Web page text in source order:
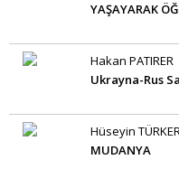
YAŞAYARAK
Hakan PATIRER
Ukrayna-Rus
Hüseyin
MUDANYA